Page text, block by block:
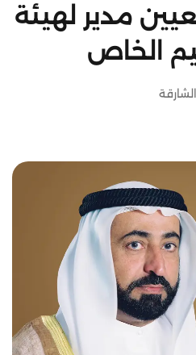
مدير لهيئة
الخاص